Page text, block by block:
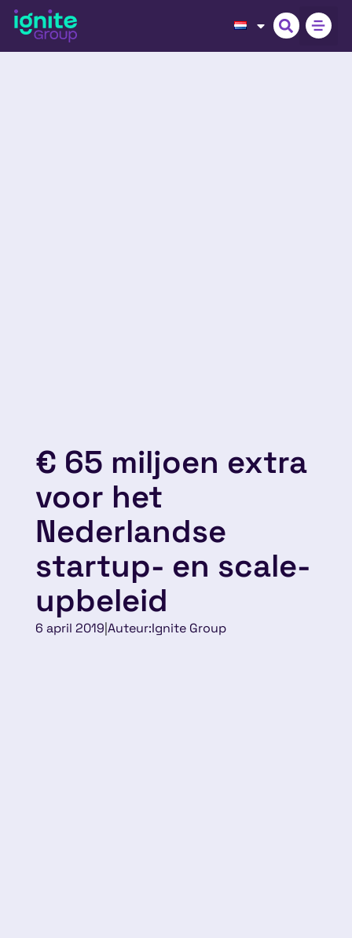
€ 65 miljoen extra
voor het
Nederlandse
startup- en scale-
upbeleid
6 april 2019 Auteur:Ignite Group